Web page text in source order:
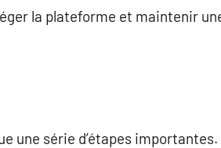
la plateforme et maintenir
une série d’étapes